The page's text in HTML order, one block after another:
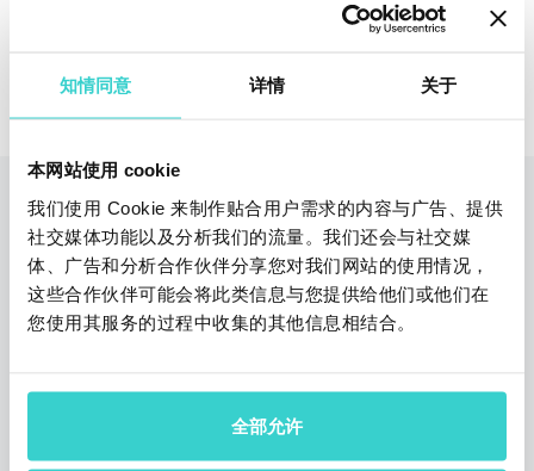
知情同意 详情 关于
本网站使用 cookie
我们使用 Cookie 来制作贴合用户需求的内容与广告、提供
社交媒体功能以及分析我们的流量。我们还会与社交媒
体、广告和分析合作伙伴分享您对我们网站的使用情况，
这些合作伙伴可能会将此类信息与您提供给他们或他们在
您使用其服务的过程中收集的其他信息相结合。
全部允许
申请免费在线演示
您也可以阅读